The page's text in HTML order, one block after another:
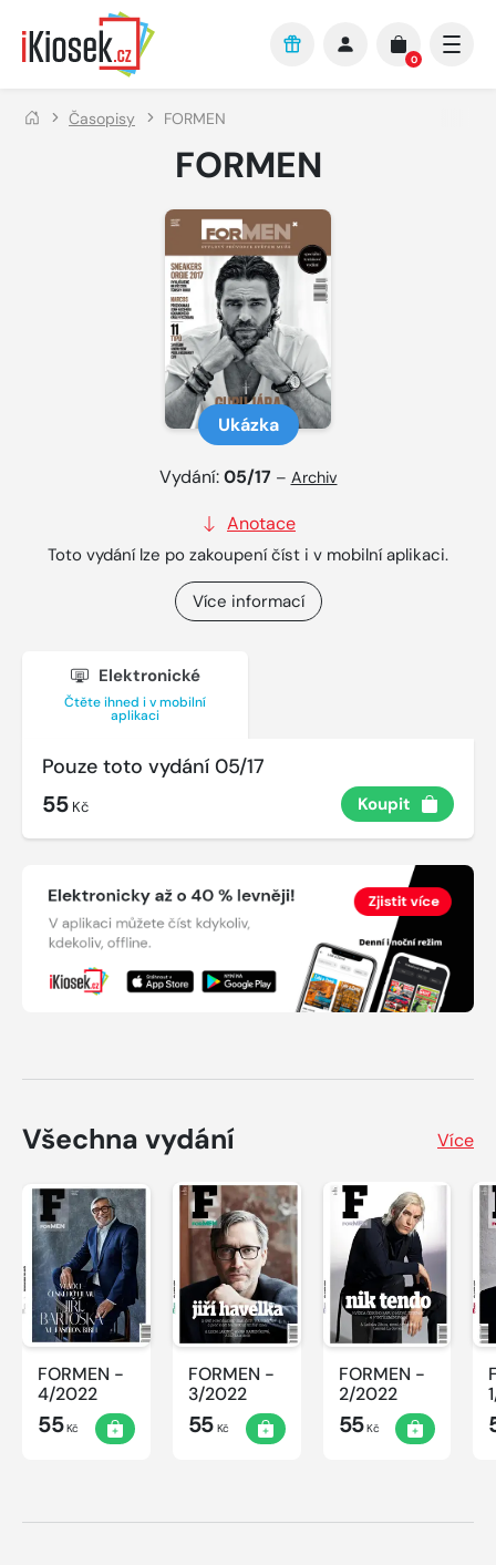
Přejít na hlavní obsah
0
Časopisy FORMEN
FORMEN
Ukázka
Vydání:05/17 – Archiv
Anotace
Toto vydání lze po zakoupení číst i v mobilní aplikaci.
Více informací
Elektronické
Čtěte ihned i v mobilní
aplikaci
Pouze toto vydání 05/17
55 Kč Koupit
Všechna vydání Více
FORMEN -
4/2022
55Kč
FORMEN -
3/2022
55Kč
FORMEN -
2/2022
55Kč